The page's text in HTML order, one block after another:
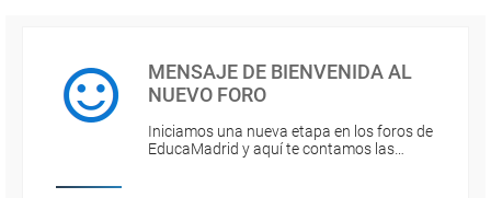
MENSAJE DE BIENVENIDA AL
NUEVO FORO
Iniciamos una nueva etapa en los foros de
EducaMadrid y aquí te contamos las…